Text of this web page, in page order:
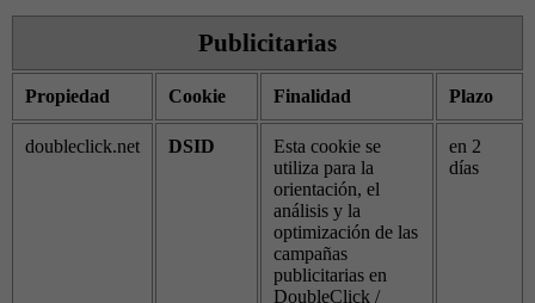
Publicitarias
Propiedad Cookie Finalidad Plazo
doubleclick.net DSID
Esta cookie se
utiliza para la
orientación, el
análisis y la
optimización de las
campañas
publicitarias en
DoubleClick /
en 2
días